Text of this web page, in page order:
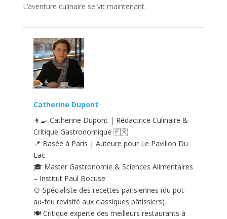
L’aventure culinaire se vit maintenant.
Catherine Dupont
👩‍🍳 Catherine Dupont | Rédactrice Culinaire &
Critique Gastronomique 🇫🇷
📍 Basée à Paris | Auteure pour Le Pavillon Du
Lac
🎓 Master Gastronomie & Sciences Alimentaires
– Institut Paul Bocuse
🍲 Spécialiste des recettes parisiennes (du pot-
au‑feu revisité aux classiques pâtissiers)
🍽️ Critique experte des meilleurs restaurants à